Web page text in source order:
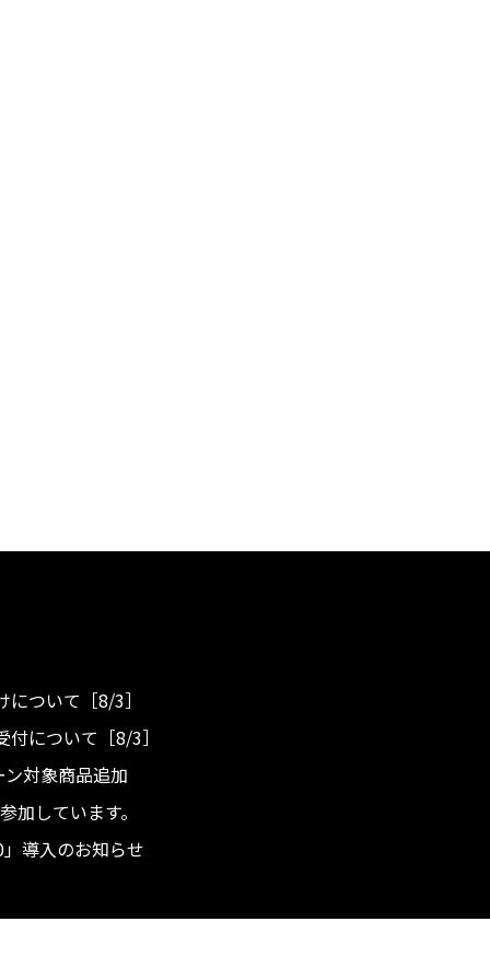
ついて［8/3］
について［8/3］
ン対象商品追加
加しています。
導入のお知らせ